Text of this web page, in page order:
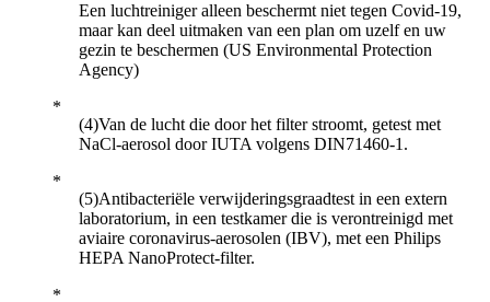
Een luchtreiniger alleen beschermt niet tegen Covid-19,
maar kan deel uitmaken van een plan om uzelf en uw
gezin te beschermen (US Environmental Protection
Agency)
(4)Van de lucht die door het filter stroomt, getest met
NaCl-aerosol door IUTA volgens DIN71460-1.
(5)Antibacteriële verwijderingsgraadtest in een extern
laboratorium, in een testkamer die is verontreinigd met
aviaire coronavirus-aerosolen (IBV), met een Philips
HEPA NanoProtect-filter.